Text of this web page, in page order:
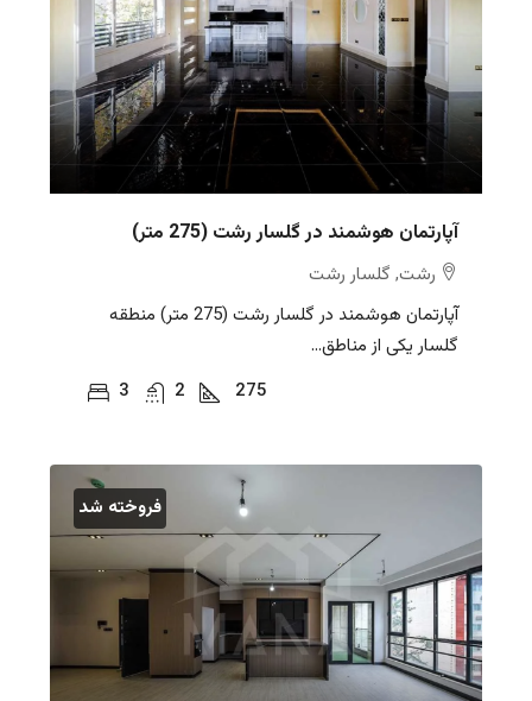
آپارتمان هوشمند در گلسار رشت (275 متر)
رشت, گلسار رشت
آپارتمان هوشمند در گلسار رشت (275 متر) منطقه
گلسار یکی از مناطق...
3
2 275
فروخته شد